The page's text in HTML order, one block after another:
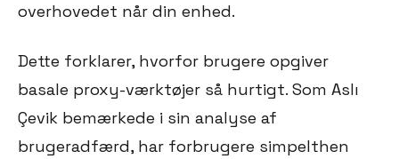
overhovedet når din enhed.
Dette forklarer, hvorfor brugere opgiver
basale proxy-værktøjer så hurtigt. Som Aslı
Çevik bemærkede i sin analyse af
brugeradfærd, har forbrugere simpelthen